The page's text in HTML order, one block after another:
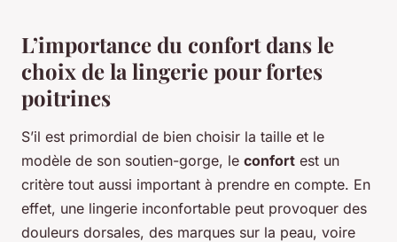
L’importance du confort dans le
choix de la lingerie pour fortes
poitrines
S’il est primordial de bien choisir la taille et le
modèle de son soutien-gorge, le confort est un
critère tout aussi important à prendre en compte. En
effet, une lingerie inconfortable peut provoquer des
douleurs dorsales, des marques sur la peau, voire